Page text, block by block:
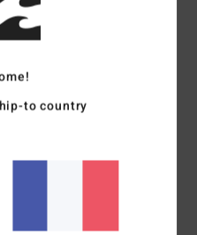
ce produit
to country